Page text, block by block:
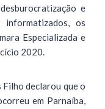
e
os
Especializada e
2020.
Filho declarou que o
em Parnaíba,